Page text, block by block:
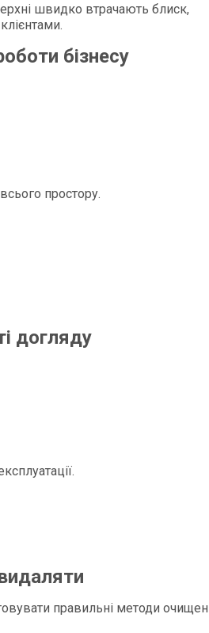
швидко втрачають блиск,
бізнесу
простору.
догляду
правильні методи